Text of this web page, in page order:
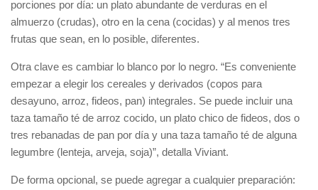
porciones por día: un plato abundante de verduras en el
almuerzo (crudas), otro en la cena (cocidas) y al menos tres
frutas que sean, en lo posible, diferentes.
Otra clave es cambiar lo blanco por lo negro. “Es conveniente
empezar a elegir los cereales y derivados (copos para
desayuno, arroz, fideos, pan) integrales. Se puede incluir una
taza tamaño té de arroz cocido, un plato chico de fideos, dos o
tres rebanadas de pan por día y una taza tamaño té de alguna
legumbre (lenteja, arveja, soja)”, detalla Viviant.
De forma opcional, se puede agregar a cualquier preparación: